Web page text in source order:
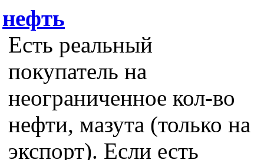
нефть
Есть реальный
покупатель на
неограниченное кол-во
нефти, мазута (только на
экспорт). Если есть